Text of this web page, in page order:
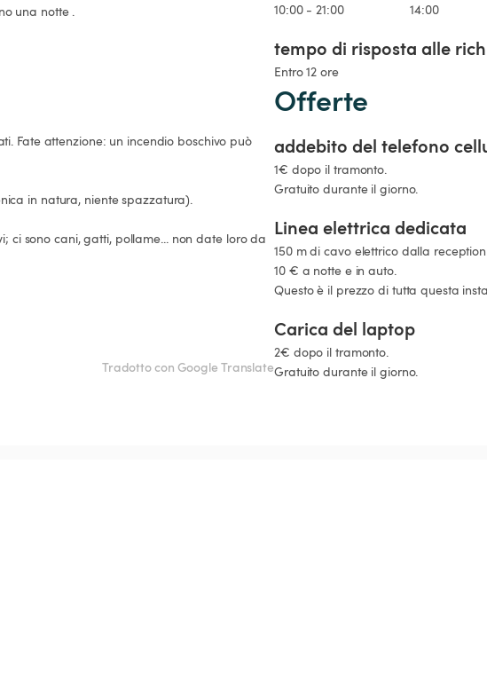
una notte .
10:00 - 21:00 14:00
tempo di risposta alle
Entro 12 ore
Fate attenzione: un incendio boschivo può
in natura, niente spazzatura).
sono cani, gatti, pollame... non date loro da
Tradotto con Google Translate
Offerte
addebito del telefono
1€ dopo il tramonto.
Gratuito durante il giorno.
Linea elettrica dedicata
150 m di cavo elettrico dalla
10 € a notte e in auto.
Questo è il prezzo di tutta questa
Carica del laptop
2€ dopo il tramonto.
Gratuito durante il giorno.